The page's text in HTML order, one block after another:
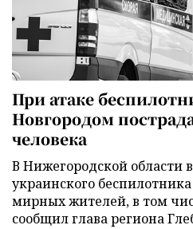
При атаке
Новгородом
человека
В Нижегородской области
украинского
мирных жителей, в том
сообщил глава региона